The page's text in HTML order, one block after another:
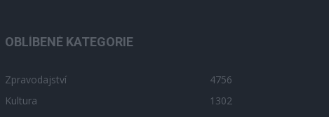
OBLÍBENÉ KATEGORIE
Zpravodajství
4756
Kultura
1302